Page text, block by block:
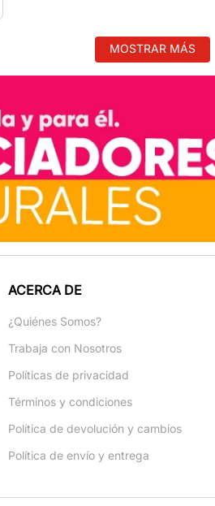
MOSTRAR MÁS
ACERCA DE
¿Quiénes Somos?
Trabaja con Nosotros
Políticas de privacidad
Términos y condiciones
Política de devolución y cambios
Política de envío y entrega